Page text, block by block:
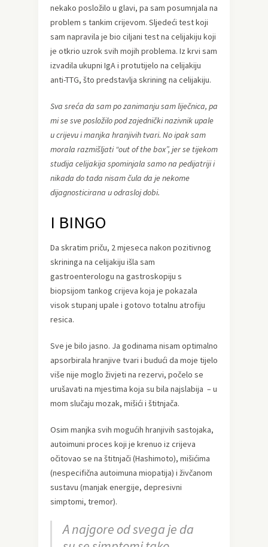
nekako posložilo u glavi, pa sam posumnjala na
problem s tankim crijevom. Sljedeći test koji
sam napravila je bio ciljani test na celijakiju koji
je otkrio uzrok svih mojih problema. Iz krvi sam
izvadila ukupni IgA i protutijelo na celijakiju
anti-TTG, što predstavlja skrining na celijakiju.
Sva sreća da sam po zanimanju sam liječnica, pa
mi se sve posložilo pod zajednički nazivnik upale
u crijevu i manjka hranjivih tvari. No ipak sam
morala razmišljati “out of the box”, jer se tijekom
studija celijakija spominjala samo na pedijatriji i
nikada do tada nisam čula da je nekome
dijagnosticirana u odrasloj dobi.
I BINGO
Da skratim priču, 2 mjeseca nakon pozitivnog
skrininga na celijakiju išla sam
gastroenterologu na gastroskopiju s
biopsijom tankog crijeva koja je pokazala
visok stupanj upale i gotovo totalnu atrofiju
resica.
Sve je bilo jasno. Ja godinama nisam optimalno
apsorbirala hranjive tvari i budući da moje tijelo
više nije moglo živjeti na rezervi, počelo se
urušavati na mjestima koja su bila najslabija – u
mom slučaju mozak, mišići i štitnjača.
Osim manjka svih mogućih hranjivih sastojaka,
autoimuni proces koji je krenuo iz crijeva
očitovao se na štitnjači (Hashimoto), mišićima
(nespecifična autoimuna miopatija) i živčanom
sustavu (manjak energije, depresivni
simptomi, tremor).
A najgore od svega je da